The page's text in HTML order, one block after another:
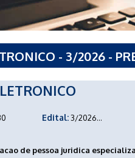
- 3/2026 -
Edital:3/2026...
de pessoa juridica